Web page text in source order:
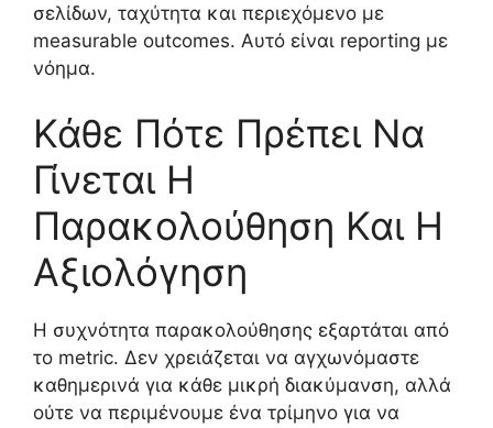
σελίδων, ταχύτητα και περιεχόμενο με
measurable outcomes. Αυτό είναι reporting με
νόημα.
Κάθε Πότε Πρέπει Να
Γίνεται Η
Παρακολούθηση Και Η
Αξιολόγηση
Η συχνότητα παρακολούθησης εξαρτάται από
το metric. Δεν χρειάζεται να αγχωνόμαστε
καθημερινά για κάθε μικρή διακύμανση, αλλά
ούτε να περιμένουμε ένα τρίμηνο για να